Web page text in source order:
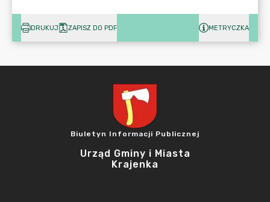
DRUKUJ ZAPISZ DO PDF METRYCZKA
Biuletyn Informacji Publicznej
Urząd Gminy i Miasta
Krajenka